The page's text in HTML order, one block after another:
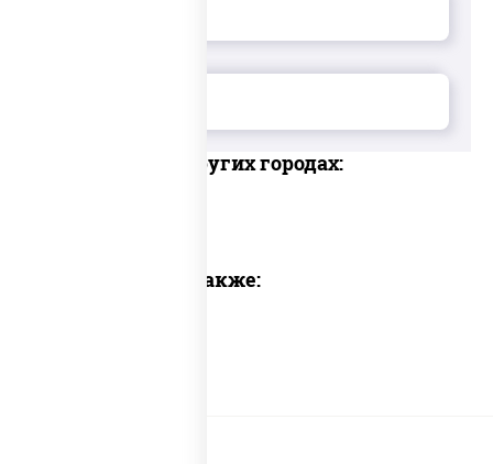
Доставка в других городах:
Предлагаем также: